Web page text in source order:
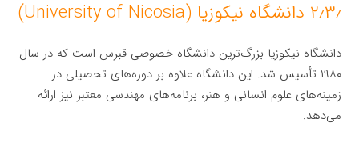
۲٫۳٫ دانشگاه نیکوزیا (University of Nicosia)
دانشگاه نیکوزیا بزرگ‌ترین دانشگاه خصوصی قبرس است که در سال
۱۹۸۰ تأسیس شد. این دانشگاه علاوه بر دوره‌های تحصیلی در
زمینه‌های علوم انسانی و هنر، برنامه‌های مهندسی معتبر نیز ارائه
می‌دهد.